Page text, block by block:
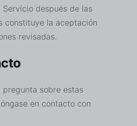
después de las
constituye la aceptación
revisadas.
pregunta sobre estas
en contacto con